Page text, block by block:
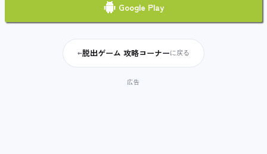
Google Play
←脱出ゲーム 攻略コーナーに戻る